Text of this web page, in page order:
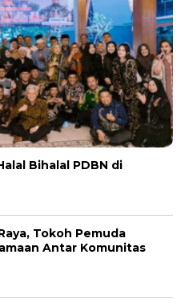
Bihalal PDBN di
Tokoh Pemuda
Antar Komunitas